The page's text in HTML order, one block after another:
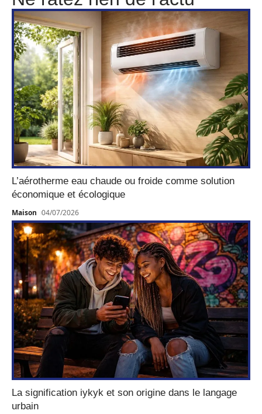
L’aérotherme eau chaude ou froide comme solution
économique et écologique
Maison 04/07/2026
La signification iykyk et son origine dans le langage
urbain